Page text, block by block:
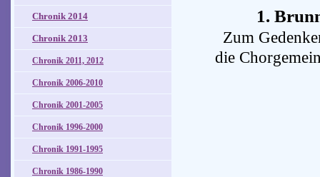
Chronik 2014
Chronik 2013
Chronik 2011, 2012
Chronik 2006-2010
Chronik 2001-2005
Chronik 1996-2000
Chronik 1991-1995
Chronik 1986-1990
1.
Zum
die